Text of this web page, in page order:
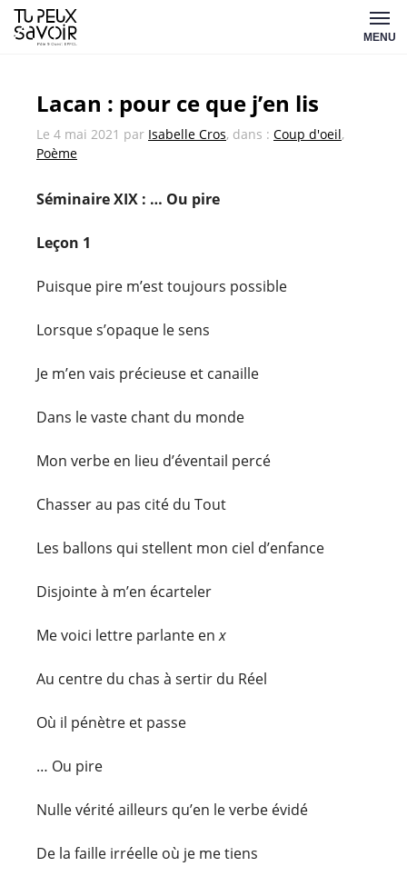
Aller
au
MENU
Lacan : pour ce que j’en lis
Le 4 mai 2021 par Isabelle Cros, dans : Coup d'oeil,
Poème
Séminaire XIX : … Ou pire
Leçon 1
Puisque pire m’est toujours possible
Lorsque s’opaque le sens
Je m’en vais précieuse et canaille
Dans le vaste chant du monde
Mon verbe en lieu d’éventail percé
Chasser au pas cité du Tout
Les ballons qui stellent mon ciel d’enfance
Disjointe à m’en écarteler
Me voici lettre parlante enx
Au centre du chas à sertir du Réel
Où il pénètre et passe
… Ou pire
Nulle vérité ailleurs qu’en le verbe évidé
De la faille irréelle où je me tiens